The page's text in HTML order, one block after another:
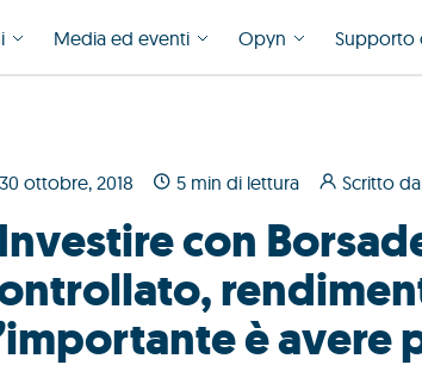
Media ed eventi Opyn Supporto
30 ottobre, 2018 5 min di lettura Scritto
con
è avere